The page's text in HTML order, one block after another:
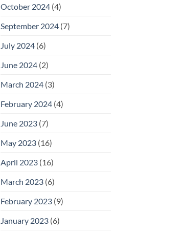
October 2024(4)
September 2024(7)
July 2024(6)
June 2024(2)
March 2024(3)
February 2024(4)
June 2023(7)
May 2023(16)
April 2023(16)
March 2023(6)
February 2023(9)
January 2023(6)